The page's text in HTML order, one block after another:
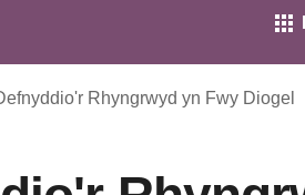
Rhyngrwyd yn Fwy Diogel